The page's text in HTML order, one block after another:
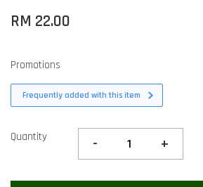
RM 22.00
Promotions
Frequently added with this item
Quantity - +